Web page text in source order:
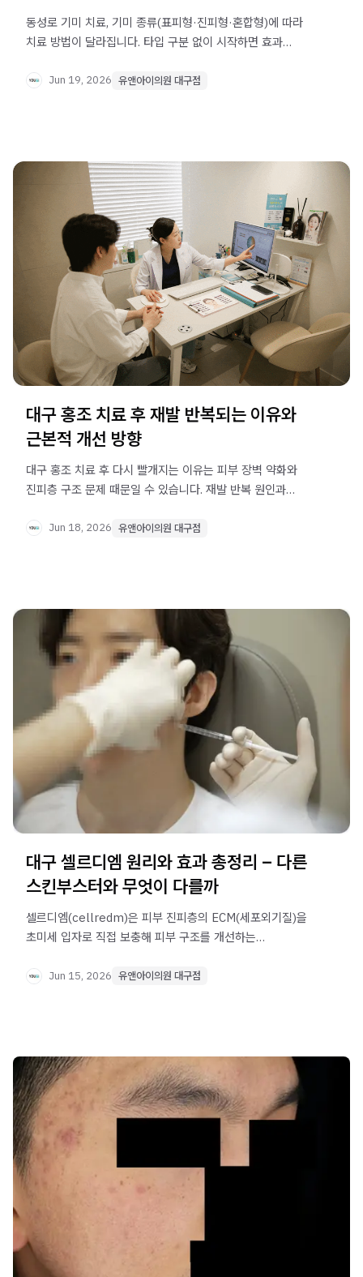
동성로 기미 치료, 기미 종류(표피형·진피형·혼합형)에 따라
치료 방법이 달라집니다. 타입 구분 없이 시작하면 효과
주의사항을 확인하세요.
Jun 19, 2026 유앤아이의원 대구점
대구 홍조 치료 후 재발 반복되는 이유와
근본적 개선 방향
대구 홍조 치료 후 다시 빨개지는 이유는 피부 장벽 약화와
진피층 구조 문제 때문일 수 있습니다. 재발 반복 원인과
Jun 18, 2026 유앤아이의원 대구점
대구 셀르디엠 원리와 효과 총정리 – 다른
스킨부스터와 무엇이 다를까
셀르디엠(cellredm)은 피부 진피층의 ECM(세포외기질)을
초미세 입자로 직접 보충해 피부 구조를 개선하는
시점, 적합한 피부 타입까지 대구 유앤아이의원이
Jun 15, 2026 유앤아이의원 대구점